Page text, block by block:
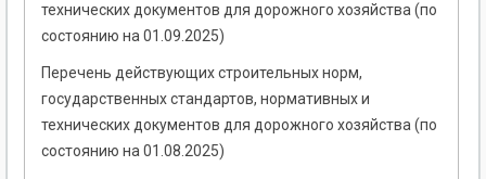
технических документов для дорожного хозяйства (по
состоянию на 01.09.2025)
Перечень действующих строительных норм,
государственных стандартов, нормативных и
технических документов для дорожного хозяйства (по
состоянию на 01.08.2025)